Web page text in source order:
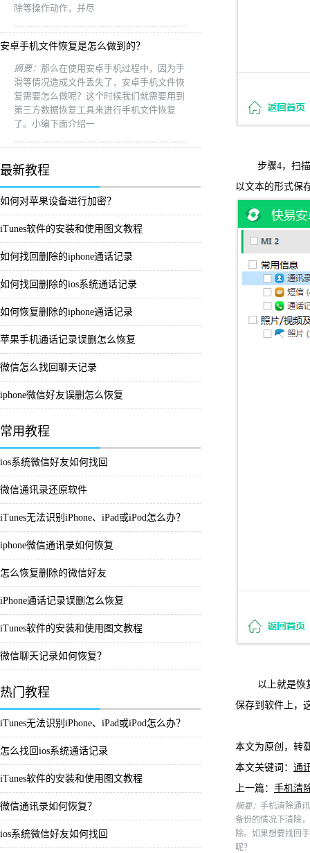
除等操作动作，并尽
安卓手机文件恢复是怎么做到的？
摘要： 那么在使用安卓手机过程中，因为手
滑等情况造成文件丢失了，安卓手机文件恢
复需要怎么做呢？这个时候我们就需要用到
第三方数据恢复工具来进行手机文件恢复
了。小编下面介绍一
最新教程
如何对苹果设备进行加密？
iTunes软件的安装和使用图文教程
如何找回删除的iphone通话记录
如何找回删除的ios系统通话记录
如何恢复删除的iphone通话记录
苹果手机通话记录误删怎么恢复
微信怎么找回聊天记录
iphone微信好友误删怎么恢复
常用教程
ios系统微信好友如何找回
微信通讯录还原软件
iTunes无法识别iPhone、iPad或iPod怎么办？
iphone微信通讯录如何恢复
怎么恢复删除的微信好友
iPhone通话记录误删怎么恢复
iTunes软件的安装和使用图文教程
微信聊天记录如何恢复？
热门教程
iTunes无法识别iPhone、iPad或iPod怎么办？
怎么找回ios系统通话记录
iTunes软件的安装和使用图文教程
微信通讯录如何恢复？
ios系统微信好友如何找回
步骤4，扫描结
以文本的形式保
以上就是恢复
保存到软件上，
本文为原创，转
本文关键词： 通
上一篇： 手机清
摘要： 手机清除通
备份的情况下清除
除。如果想要找回
呢？